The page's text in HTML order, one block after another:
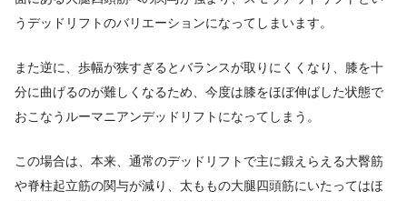
うデッドリフトのバリエーションになってしまいます。
また逆に、歩幅が狭すぎるとバランスが取りにくくなり、膝を十
分に曲げるのが難しくなるため、今度は膝をほぼ伸ばした状態で
おこなうルーマニアンデッドリフトになってしまう。
この場合は、本来、通常のデッドリフトで主に鍛えらえる大臀筋
や脊柱起立筋の関与が減り、太ももの大腿四頭筋にいたってはほ